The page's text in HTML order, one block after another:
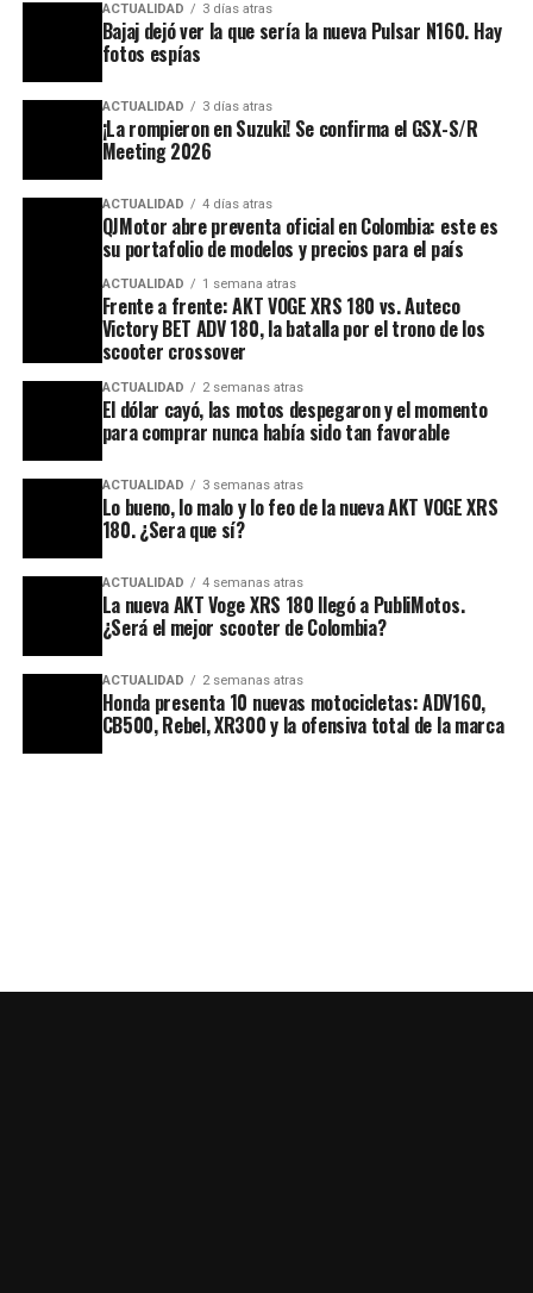
ACTUALIDAD 3 días atras
Bajaj dejó ver la que sería la nueva Pulsar N160. Hay
fotos espías
ACTUALIDAD 3 días atras
¡La rompieron en Suzuki! Se confirma el GSX-S/R
Meeting 2026
ACTUALIDAD 4 días atras
QJMotor abre preventa oficial en Colombia: este es
su portafolio de modelos y precios para el país
ACTUALIDAD 1 semana atras
Frente a frente: AKT VOGE XRS 180 vs. Auteco
Victory BET ADV 180, la batalla por el trono de los
scooter crossover
ACTUALIDAD 2 semanas atras
El dólar cayó, las motos despegaron y el momento
para comprar nunca había sido tan favorable
ACTUALIDAD 3 semanas atras
Lo bueno, lo malo y lo feo de la nueva AKT VOGE XRS
180. ¿Sera que sí?
ACTUALIDAD 4 semanas atras
La nueva AKT Voge XRS 180 llegó a PubliMotos.
¿Será el mejor scooter de Colombia?
ACTUALIDAD 2 semanas atras
Honda presenta 10 nuevas motocicletas: ADV160,
CB500, Rebel, XR300 y la ofensiva total de la marca